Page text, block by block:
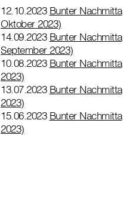
12.10.2023 Bunter
Oktober 2023)
14.09.2023 Bunter
September 2023)
10.08.2023 Bunter
2023)
13.07.2023 Bunter
2023)
15.06.2023 Bunter
2023)